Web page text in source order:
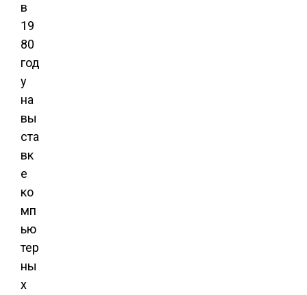
в
19
80
год
у
на
вы
ста
вк
е
ко
мп
ью
тер
ны
х